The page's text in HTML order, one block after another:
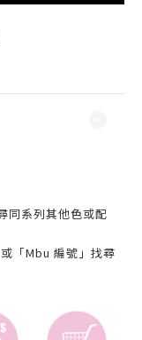
同系列其他色或配
「Mbu 編號」找尋